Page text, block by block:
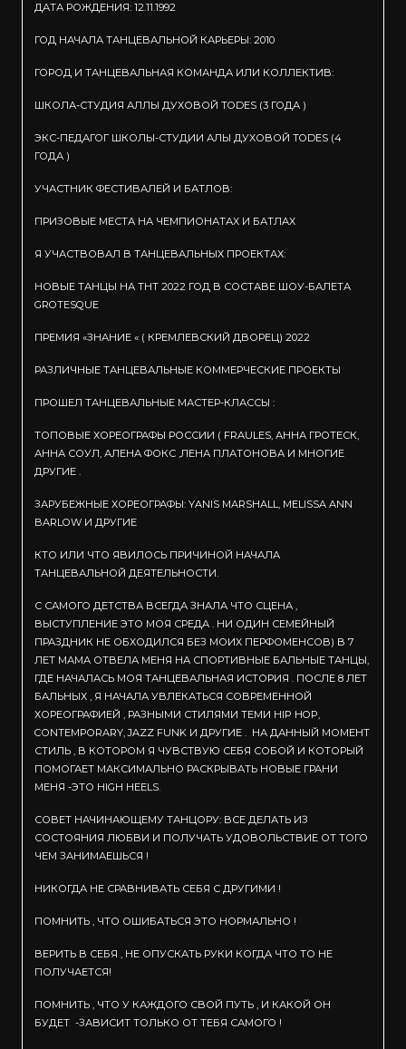
ДАТА РОЖДЕНИЯ: 12.11.1992
ГОД НАЧАЛА ТАНЦЕВАЛЬНОЙ КАРЬЕРЫ: 2010
ГОРОД И ТАНЦЕВАЛЬНАЯ КОМАНДА ИЛИ КОЛЛЕКТИВ:
ШКОЛА-СТУДИЯ АЛЛЫ ДУХОВОЙ TODES (3 ГОДА )
ЭКС-ПЕДАГОГ ШКОЛЫ-СТУДИИ АЛЫ ДУХОВОЙ TODES (4
ГОДА )
УЧАСТНИК ФЕСТИВАЛЕЙ И БАТЛОВ:
ПРИЗОВЫЕ МЕСТА НА ЧЕМПИОНАТАХ И БАТЛАХ
Я УЧАСТВОВАЛ В ТАНЦЕВАЛЬНЫХ ПРОЕКТАХ:
НОВЫЕ ТАНЦЫ НА ТНТ 2022 ГОД В СОСТАВЕ ШОУ-БАЛЕТА
GROTESQUE
ПРЕМИЯ «ЗНАНИЕ « ( КРЕМЛЕВСКИЙ ДВОРЕЦ) 2022
РАЗЛИЧНЫЕ ТАНЦЕВАЛЬНЫЕ КОММЕРЧЕСКИЕ ПРОЕКТЫ
ПРОШЕЛ ТАНЦЕВАЛЬНЫЕ МАСТЕР-КЛАССЫ :
ТОПОВЫЕ ХОРЕОГРАФЫ РОССИИ ( FRAULES, АННА ГРОТЕСК,
АННА СОУЛ, АЛЕНА ФОКС ,ЛЕНА ПЛАТОНОВА И МНОГИЕ
ДРУГИЕ .
ЗАРУБЕЖНЫЕ ХОРЕОГРАФЫ: YANIS MARSHALL, MELISSA ANN
BARLOW И ДРУГИЕ
КТО ИЛИ ЧТО ЯВИЛОСЬ ПРИЧИНОЙ НАЧАЛА
ТАНЦЕВАЛЬНОЙ ДЕЯТЕЛЬНОСТИ.
С САМОГО ДЕТСТВА ВСЕГДА ЗНАЛА ЧТО СЦЕНА ,
ВЫСТУПЛЕНИЕ ЭТО МОЯ СРЕДА . НИ ОДИН СЕМЕЙНЫЙ
ПРАЗДНИК НЕ ОБХОДИЛСЯ БЕЗ МОИХ ПЕРФОМЕНСОВ) В 7
ЛЕТ МАМА ОТВЕЛА МЕНЯ НА СПОРТИВНЫЕ БАЛЬНЫЕ ТАНЦЫ,
ГДЕ НАЧАЛАСЬ МОЯ ТАНЦЕВАЛЬНАЯ ИСТОРИЯ . ПОСЛЕ 8 ЛЕТ
БАЛЬНЫХ , Я НАЧАЛА УВЛЕКАТЬСЯ СОВРЕМЕННОЙ
ХОРЕОГРАФИЕЙ , РАЗНЫМИ СТИЛЯМИ ТЕМИ HIP HOP,
CONTEMPORARY, JAZZ FUNK И ДРУГИЕ . НА ДАННЫЙ МОМЕНТ
СТИЛЬ , В КОТОРОМ Я ЧУВСТВУЮ СЕБЯ СОБОЙ И КОТОРЫЙ
ПОМОГАЕТ МАКСИМАЛЬНО РАСКРЫВАТЬ НОВЫЕ ГРАНИ
МЕНЯ -ЭТО HIGH HEELS.
СОВЕТ НАЧИНАЮЩЕМУ ТАНЦОРУ: ВСЕ ДЕЛАТЬ ИЗ
СОСТОЯНИЯ ЛЮБВИ И ПОЛУЧАТЬ УДОВОЛЬСТВИЕ ОТ ТОГО
ЧЕМ ЗАНИМАЕШЬСЯ !
НИКОГДА НЕ СРАВНИВАТЬ СЕБЯ С ДРУГИМИ !
ПОМНИТЬ , ЧТО ОШИБАТЬСЯ ЭТО НОРМАЛЬНО !
ВЕРИТЬ В СЕБЯ , НЕ ОПУСКАТЬ РУКИ КОГДА ЧТО ТО НЕ
ПОЛУЧАЕТСЯ!
ПОМНИТЬ , ЧТО У КАЖДОГО СВОЙ ПУТЬ , И КАКОЙ ОН
БУДЕТ -ЗАВИСИТ ТОЛЬКО ОТ ТЕБЯ САМОГО !